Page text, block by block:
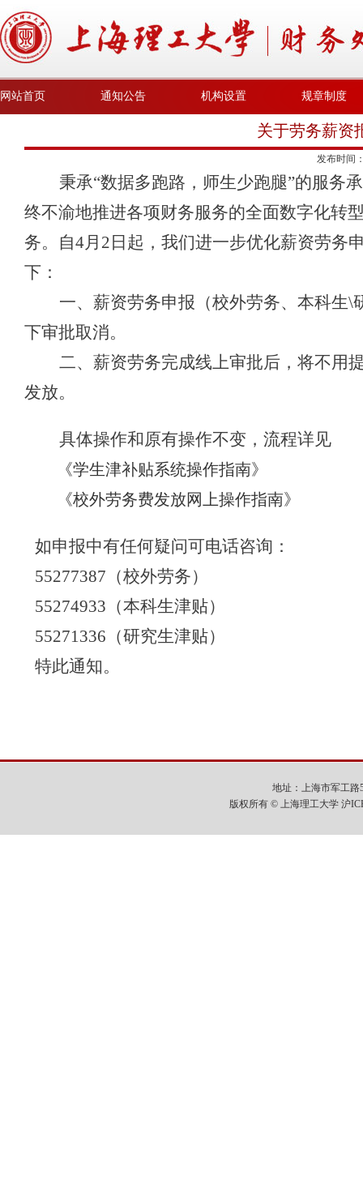
网站首页 通知公告 机构设置 规章制度
关于劳务薪资
发布时间
秉承“数据多跑路，师生少跑腿”的服务
终不渝地推进各项财务服务的全面数字化转
务。自4月 2 日起，我们进一步优化薪资劳务
下：
一、薪资劳务申报（校外劳务、本科生\
下审批取消。
二、薪资劳务完成线上审批后，将不用
发放。
具体操作和原有操作不变，流程详见
《学生津补贴系统操作指南》
《校外劳务费发放网上操作指南》
如申报中有任何疑问可电话咨询：
55277387 （校外劳务）
55274933 （本科生津贴）
55271336 （研究生津贴）
特此通知。
地址：上海市军工路
版权所有 © 上海理工大学 沪